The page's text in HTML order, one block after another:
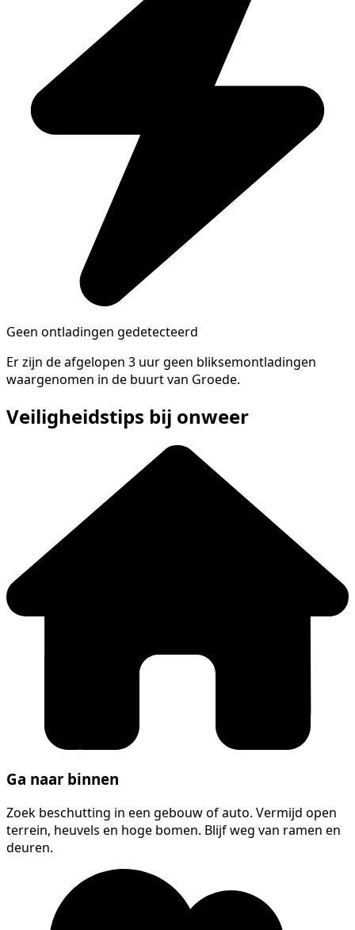
Geen ontladingen gedetecteerd
Er zijn de afgelopen 3 uur geen bliksemontladingen
waargenomen in de buurt van Groede.
Veiligheidstips bij onweer
Ga naar binnen
Zoek beschutting in een gebouw of auto. Vermijd open
terrein, heuvels en hoge bomen. Blijf weg van ramen en
deuren.